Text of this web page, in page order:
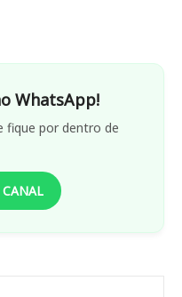
WhatsApp!
fique por dentro de